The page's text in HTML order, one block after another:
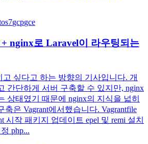
gcpgce
+ nginx로 Laravel이 라우팅되는
싶다고 하는 방향의 기사입니다. 개
간단하게 서버 구축할 수 있지만, nginx
상태였기 때문에 nginx의 지식을 넓히
축은 Vagrant에서했습니다. Vagrantfile
시작 패키지 업데이트 epel 및 remi 설치
php...